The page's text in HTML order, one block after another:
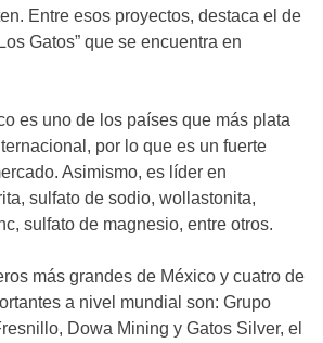
Entre esos proyectos, destaca el de
Gatos” que se encuentra en
es uno de los países que más plata
por lo que es un fuerte
Asimismo, es líder en
sulfato de sodio, wollastonita,
sulfato de magnesio, entre otros.
más grandes de México y cuatro de
a nivel mundial son: Grupo
Dowa Mining y Gatos Silver, el